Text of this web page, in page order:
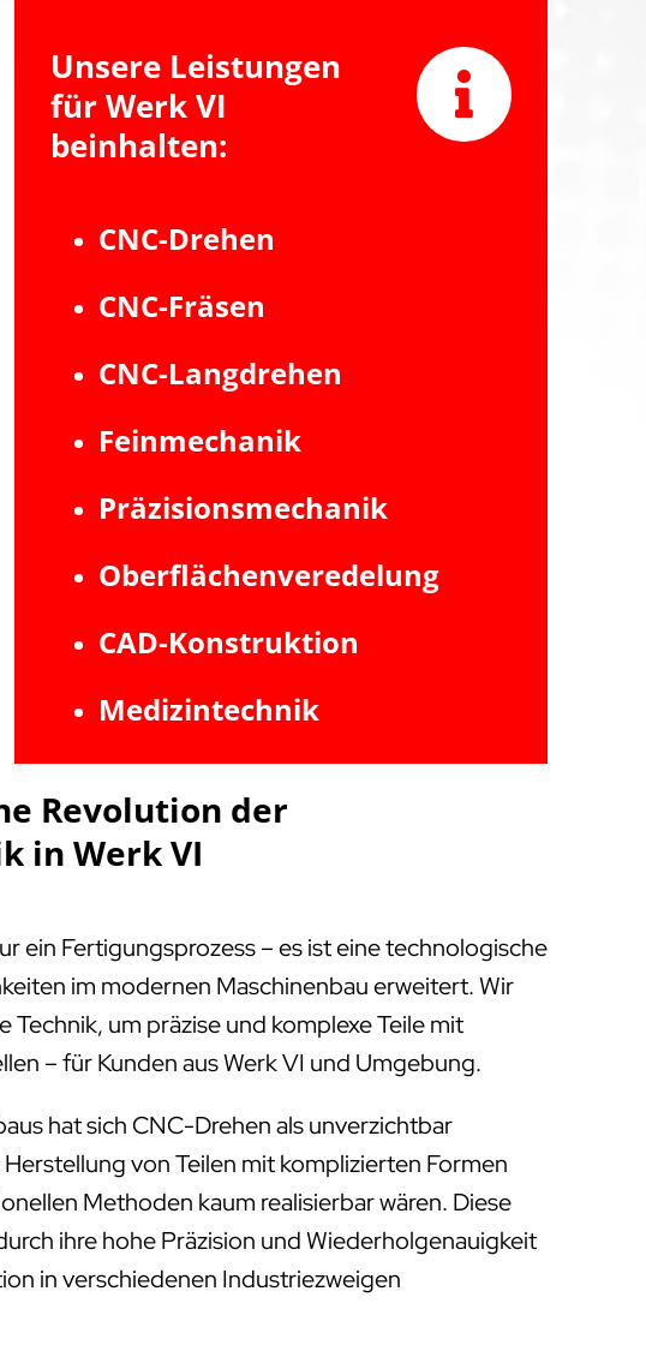
Unsere Leistungen
für Werk VI
beinhalten:
CNC-Drehen
CNC-Fräsen
CNC-Langdrehen
Feinmechanik
Präzisionsmechanik
Oberflächenveredelung
CAD-Konstruktion
Medizintechnik
Revolution der
in Werk VI
ein Fertigungsprozess – es ist eine technologische
im modernen Maschinenbau erweitert. Wir
um präzise und komplexe Teile mit
– für Kunden aus Werk VI und Umgebung.
hat sich CNC-Drehen als unverzichtbar
von Teilen mit komplizierten Formen
Methoden kaum realisierbar wären. Diese
ihre hohe Präzision und Wiederholgenauigkeit
in verschiedenen Industriezweigen